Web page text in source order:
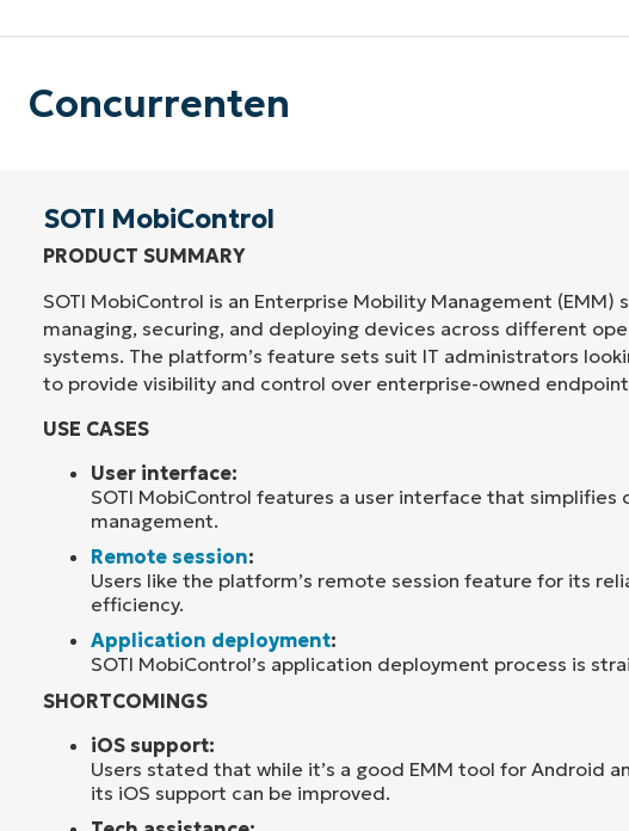
Concurrenten
SOTI MobiControl
PRODUCT SUMMARY
SOTI MobiControl is an Enterprise Mobility Management (EMM)
managing, securing, and deploying devices across different
systems. The platform’s feature sets suit IT administrators
to provide visibility and control over enterprise-owned
USE CASES
User interface:
SOTI MobiControl features a user interface that simplifies
management.
Remote session:
Users like the platform’s remote session feature for its
efficiency.
Application deployment:
SOTI MobiControl’s application deployment process is
SHORTCOMINGS
iOS support:
Users stated that while it’s a good EMM tool for Android
its iOS support can be improved.